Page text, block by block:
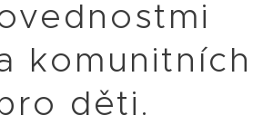
komunitních
děti.